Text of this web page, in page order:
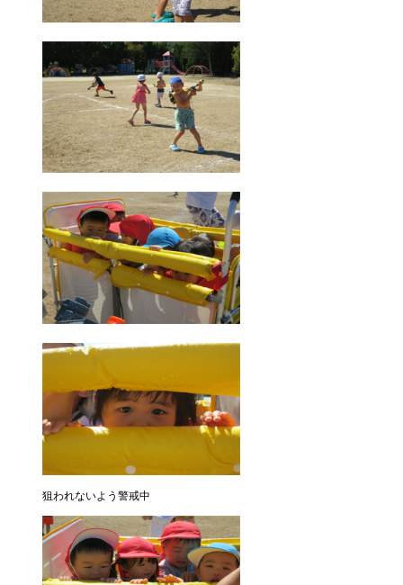
狙われないよう警戒中